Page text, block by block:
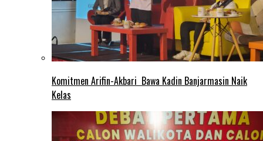
Komitmen Arifin-Akbari Bawa Kadin Banjarmasin Naik
Kelas